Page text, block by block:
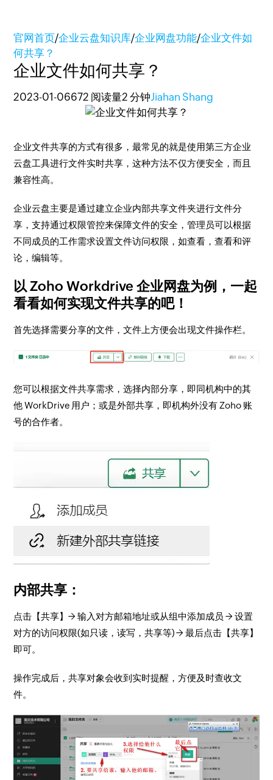
官网首页/企业云盘知识库/企业网盘功能/企业文件如
何共享？
企业文件如何共享？
2023-01-06672 阅读量2 分钟Jiahan Shang
企业文件共享的方式有很多，最常见的就是使用第三方企业
云盘工具进行文件实时共享，这种方法不仅方便安全，而且
兼容性高。
企业云盘主要是通过建立企业内部共享文件夹进行文件分
享，支持通过权限管控来保障文件的安全，管理员可以根据
不同成员的工作需求设置文件访问权限，如查看，查看和评
论，编辑等。
以 Zoho Workdrive 企业网盘为例，一起
看看如何实现文件共享的吧！
首先选择需要分享的文件，文件上方便会出现文件操作栏。
您可以根据文件共享需求，选择内部分享，即同机构中的其
他 WorkDrive 用户；或是外部共享，即机构外没有 Zoho 账
号的合作者。
内部共享：
点击【共享】→ 输入对方邮箱地址或从组中添加成员 → 设置
对方的访问权限(如只读，读写，共享等) → 最后点击【共享】
即可。
操作完成后，共享对象会收到实时提醒，方便及时查收文
件。